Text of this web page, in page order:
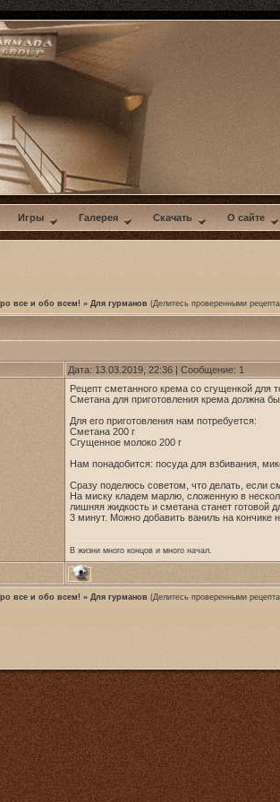
Игры Галерея Скачать О сайте
все и обо всем! » Для гурманов (Делитесь проверенными
Дата: 13.03.2019, 22:36 | Сообщение: 1
Рецепт сметанного крема со сгущенкой для
Сметана для приготовления крема должна
Для его приготовления нам потребуется:
Сметана 200 г
Сгущенное молоко 200 г
Нам понадобится: посуда для взбивания,
Сразу поделюсь советом, что делать, если
На миску кладем марлю, сложенную в
лишняя жидкость и сметана станет
3 минут. Можно добавить ваниль на кончике
В жизни много концов и много начал.
все и обо всем! » Для гурманов (Делитесь проверенными